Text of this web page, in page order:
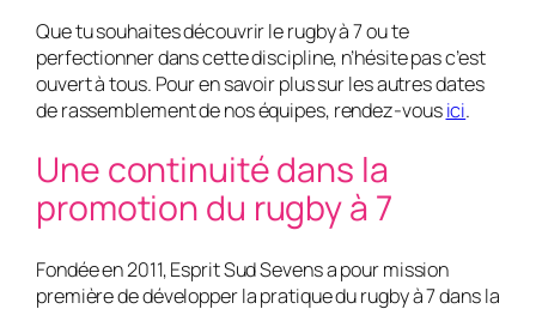
Que tu souhaites découvrir le rugby à 7 ou te
perfectionner dans cette discipline, n’hésite pas c’est
ouvert à tous. Pour en savoir plus sur les autres dates
de rassemblement de nos équipes, rendez-vousici.
Une continuité dans la
promotion du rugby à 7
Fondée en 2011, Esprit Sud Sevens a pour mission
première de développer la pratique du rugby à 7 dans la